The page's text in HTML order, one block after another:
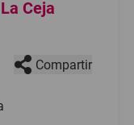
Ceja
Compartir